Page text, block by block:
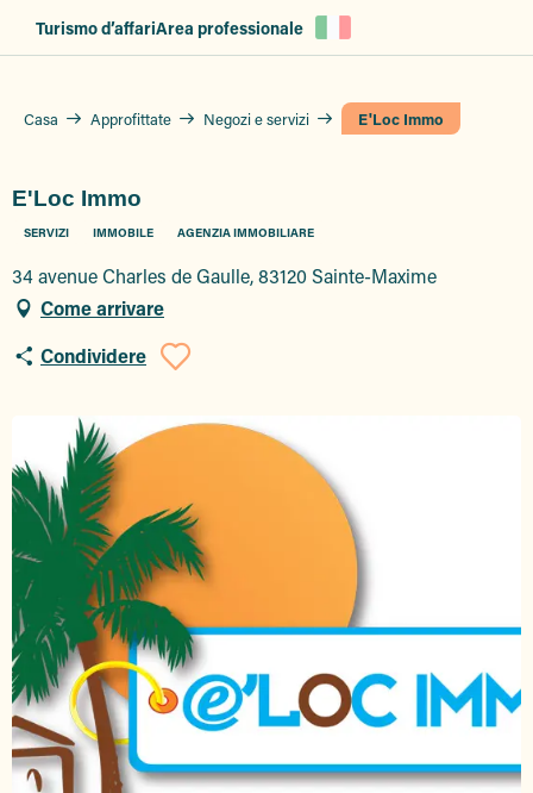
Turismo d’affariArea professionale
Casa Approfittate Negozi e servizi E'Loc Immo
E'Loc Immo
SERVIZI IMMOBILE AGENZIA IMMOBILIARE
34 avenue Charles de Gaulle, 83120 Sainte-Maxime
Come arrivare
Condividere
Ajouter aux